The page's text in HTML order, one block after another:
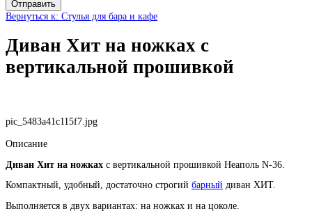
Вернуться к: Стулья для бара и кафе
Диван Хит на ножках с
вертикальной прошивкой
pic_5483a41c115f7.jpg
Описание
Диван Хит на ножках с вертикальной прошивкой Неаполь N-36.
Компактный, удобный, достаточно строгий барный диван ХИТ.
Выполняется в двух вариантах: на ножках и на цоколе.